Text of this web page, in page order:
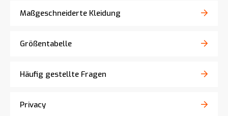
Maßgeschneiderte Kleidung
Größentabelle
Häufig gestellte Fragen
Privacy